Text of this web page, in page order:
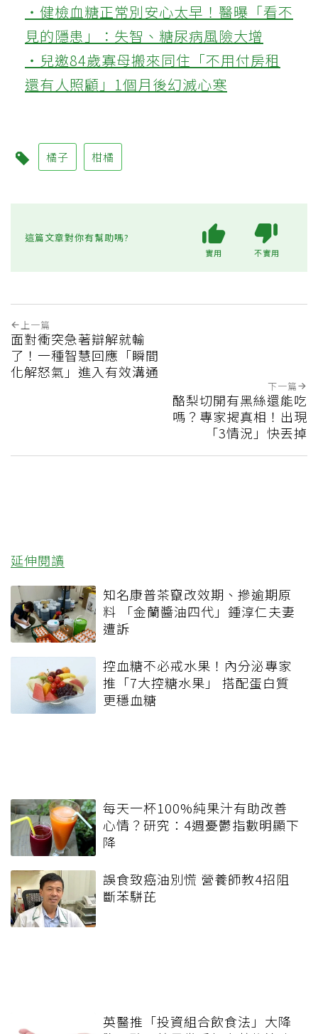
‧健檢血糖正常別安心太早！醫曝「看不
見的隱患」：失智、糖尿病風險大增
‧兒邀84歲寡母搬來同住「不用付房租
還有人照顧」1個月後幻滅心寒
橘子 柑橘
這篇文章對你有幫助嗎?
實用 不實用
上一篇
面對衝突急著辯解就輸
了！一種智慧回應「瞬間
化解怒氣」進入有效溝通
下一篇
酪梨切開有黑絲還能吃
嗎？專家揭真相！出現
「3情況」快丟掉
延伸閱讀
知名康普茶竄改效期、摻逾期原
料 「金蘭醬油四代」鍾淳仁夫妻
遭訴
控血糖不必戒水果！內分泌專家
推「7大控糖水果」 搭配蛋白質
更穩血糖
每天一杯100%純果汁有助改善
心情？研究：4週憂鬱指數明顯下
降
誤食致癌油別慌 營養師教4招阻
斷苯駢芘
英醫推「投資組合飲食法」大降